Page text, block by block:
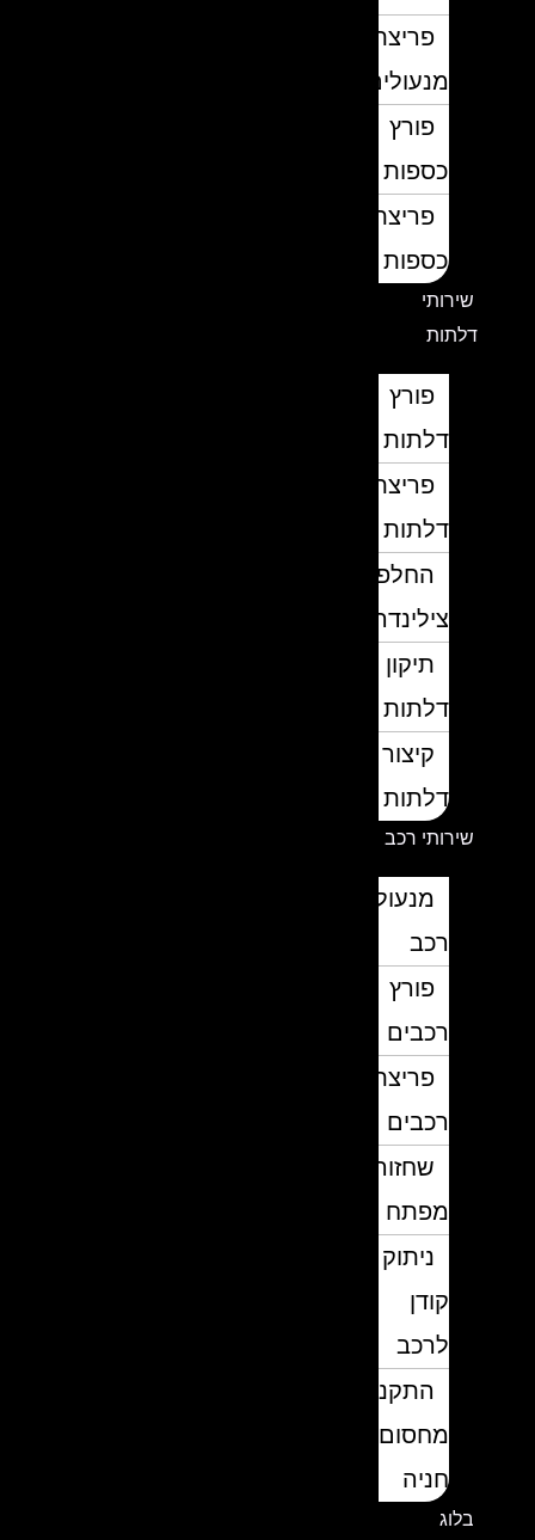
פריצת
מנעולים
פורץ
כספות
פריצת
כספות
שירותי
דלתות
פורץ
דלתות
פריצת
דלתות
החלפת
צילינדרים
תיקון
דלתות
קיצור
דלתות
שירותי רכב
מנעולן
פורץ
רכבים
פריצת
רכבים
שחזור
מפתח
ניתוק
לרכב
התקנת
מחסום
חניה